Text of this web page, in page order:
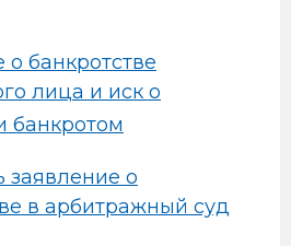
о банкротстве
лица и иск о
банкротом
заявление о
в арбитражный суд